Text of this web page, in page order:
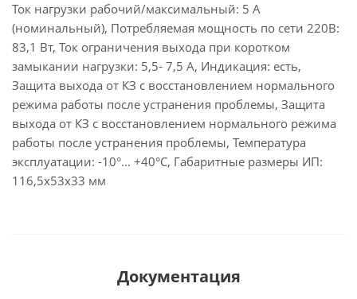
Ток нагрузки рабочий/максимальный: 5 А
(номинальный), Потребляемая мощность по сети 220В:
83,1 Вт, Ток ограничения выхода при коротком
замыкании нагрузки: 5,5- 7,5 А, Индикация: есть,
Защита выхода от КЗ с восстановлением нормального
режима работы после устранения проблемы, Защита
выхода от КЗ с восстановлением нормального режима
работы после устранения проблемы, Температура
эксплуатации: -10°… +40°С, Габаритные размеры ИП:
116,5х53х33 мм
Документация